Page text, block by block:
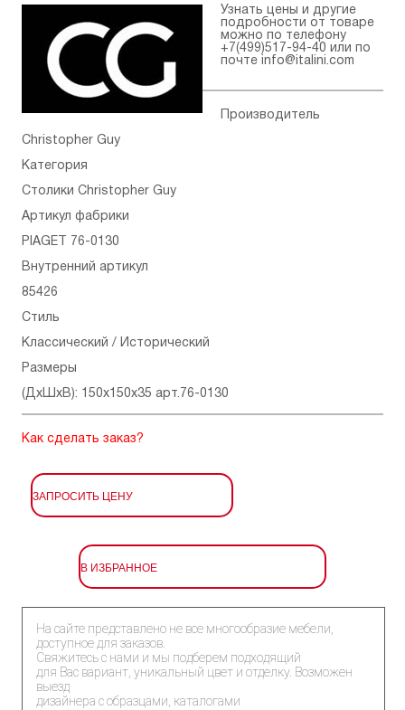
Узнать цены и другие
подробности от товаре
можно по телефону
+7(499)517-94-40 или по
почте
info@italini.com
Производитель
Christopher Guy
Категория
Столики Christopher Guy
Артикул фабрики
PIAGET 76-0130
Внутренний артикул
85426
Стиль
Классический / Исторический
Размеры
(ДхШхВ): 150x150x35 арт.76-0130
Как сделать заказ?
ЗАПРОСИТЬ ЦЕНУ
В ИЗБРАННОЕ
На сайте представлено не все многообразие мебели,
доступное для заказов.
Свяжитесь с нами и мы подберем подходящий
для Вас вариант, уникальный цвет и отделку. Возможен
выезд
дизайнера с образцами, каталогами